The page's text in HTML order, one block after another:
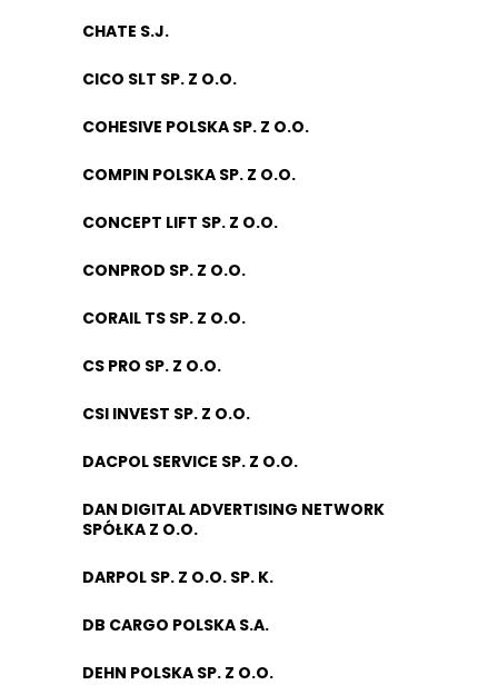
CHATE S.J.
CICO SLT SP. Z O.O.
COHESIVE POLSKA SP. Z O.O.
COMPIN POLSKA SP. Z O.O.
CONCEPT LIFT SP. Z O.O.
CONPROD SP. Z O.O.
CORAIL TS SP. Z O.O.
CS PRO SP. Z O.O.
CSI INVEST SP. Z O.O.
DACPOL SERVICE SP. Z O.O.
DAN DIGITAL ADVERTISING NETWORK
SPÓŁKA Z O.O.
DARPOL SP. Z O.O. SP. K.
DB CARGO POLSKA S.A.
DEHN POLSKA SP. Z O.O.